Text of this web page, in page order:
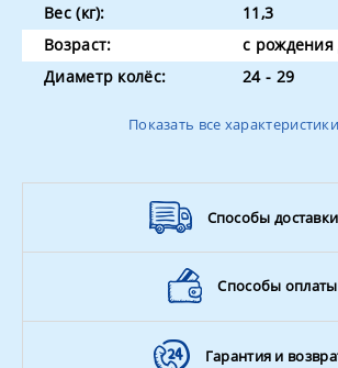
Вес (кг):
11,3
Возраст:
с рождения
Диаметр колёс:
24 - 29
5-ти
производитель
Польша
Тип коляски
2 в 1
пружинные
Показать все характеристики
Способы доставки
Способы оплаты
Гарантия и